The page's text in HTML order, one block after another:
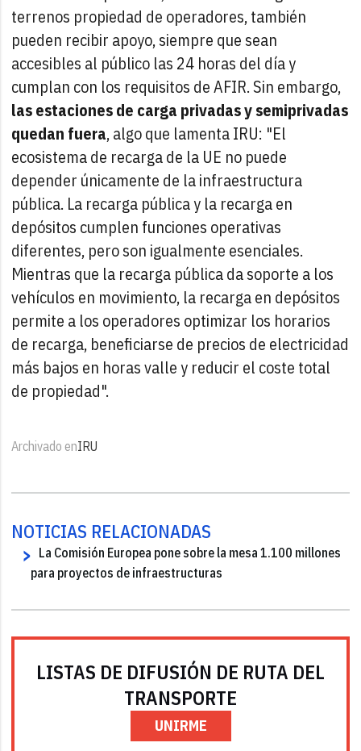
terrenos propiedad de operadores, también
pueden recibir apoyo, siempre que sean
accesibles al público las 24 horas del día y
cumplan con los requisitos de AFIR. Sin embargo,
las estaciones de carga privadas y semiprivadas
quedan fuera, algo que lamenta IRU: "El
ecosistema de recarga de la UE no puede
depender únicamente de la infraestructura
pública. La recarga pública y la recarga en
depósitos cumplen funciones operativas
diferentes, pero son igualmente esenciales.
Mientras que la recarga pública da soporte a los
vehículos en movimiento, la recarga en depósitos
permite a los operadores optimizar los horarios
de recarga, beneficiarse de precios de electricidad
más bajos en horas valle y reducir el coste total
de propiedad".
Archivado enIRU
NOTICIAS RELACIONADAS
La Comisión Europea pone sobre la mesa 1.100 millones
para proyectos de infraestructuras
LISTAS DE DIFUSIÓN DE RUTA DEL
TRANSPORTE
UNIRME